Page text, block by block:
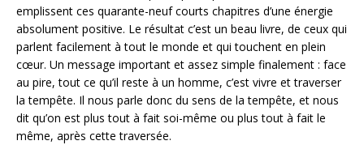
emplissent ces quarante-neuf courts chapitres d’une énergie
absolument positive. Le résultat c’est un beau livre, de ceux qui
parlent facilement à tout le monde et qui touchent en plein
cœur. Un message important et assez simple finalement : face
au pire, tout ce qu’il reste à un homme, c’est vivre et traverser
la tempête. Il nous parle donc du sens de la tempête, et nous
dit qu’on est plus tout à fait soi-même ou plus tout à fait le
même, après cette traversée.